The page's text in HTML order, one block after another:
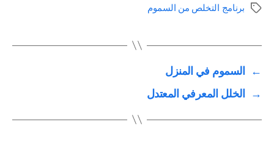
الوسومبرنامج التخلص من السموم
←
السموم في المنزل
→
الخلل المعرفي المعتدل